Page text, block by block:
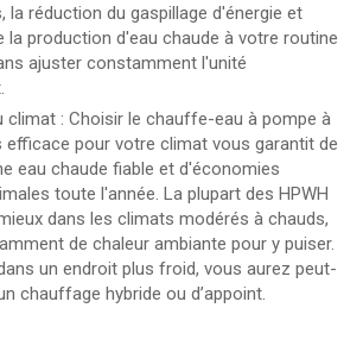
la réduction du gaspillage d'énergie et
la production d'eau chaude à votre routine
ajuster constamment l'unité
climat : Choisir le chauffe-eau à pompe à
efficace pour votre climat vous garantit de
eau chaude fiable et d'économies
toute l'année. La plupart des HPWH
dans les climats modérés à chauds,
de chaleur ambiante pour y puiser.
un endroit plus froid, vous aurez peut-
chauffage hybride ou d’appoint.